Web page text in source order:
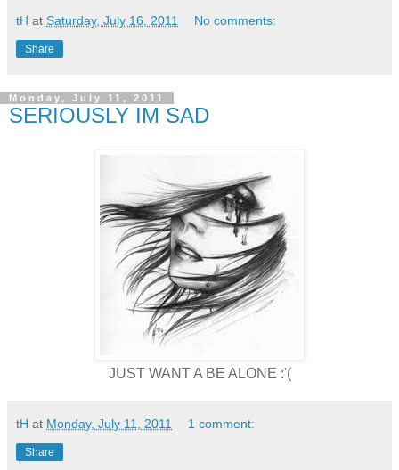
tH at Saturday, July 16, 2011 No comments:
Share
Monday, July 11, 2011
SERIOUSLY IM SAD
JUST WANT A BE ALONE :'(
tH at Monday, July 11, 2011 1 comment:
Share